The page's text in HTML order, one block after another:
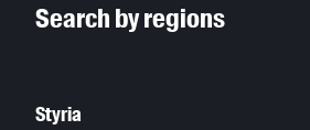
Search by regions
Styria